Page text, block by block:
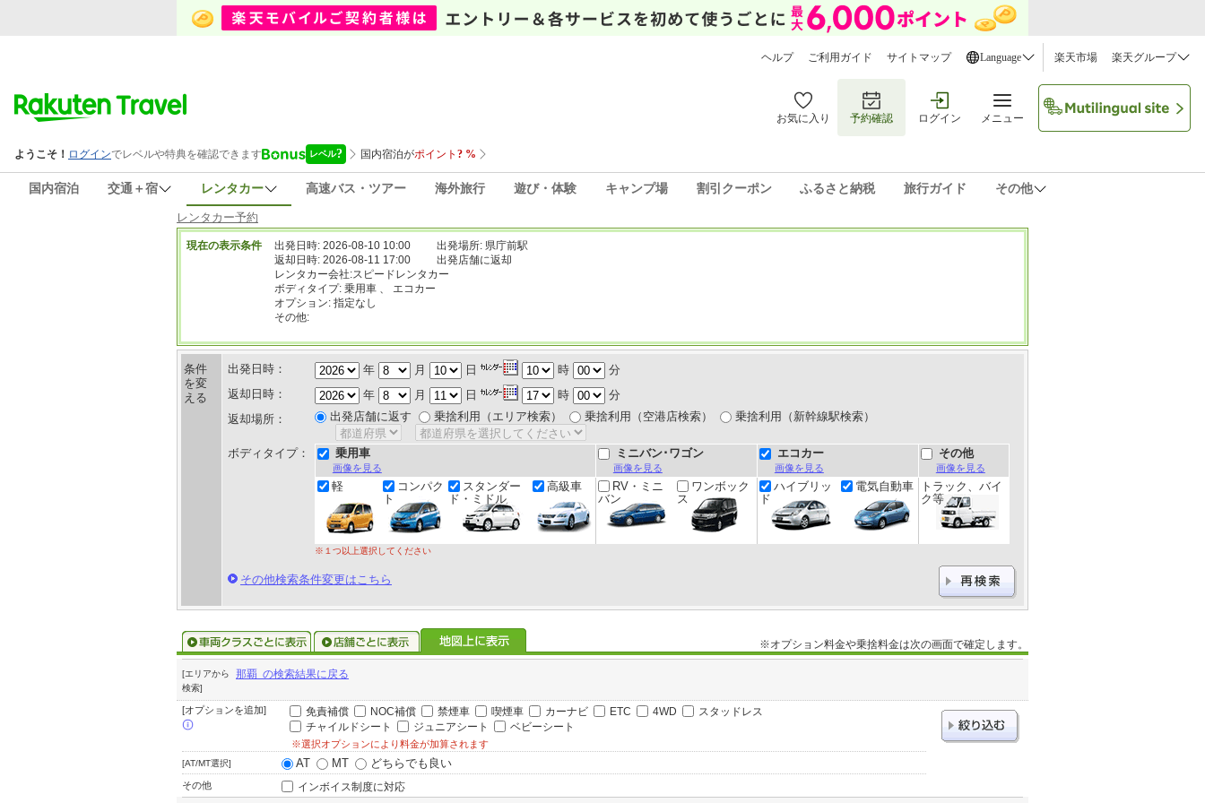
ヘルプ ご利用ガイド サイトマップ Language 楽天市場 楽天グループ
お気に入り 予約確認 ログイン メニュー
国内宿泊 交通＋宿 レンタカー 高速バス・ツアー 海外旅行 遊び・体験 キャンプ場 割引クーポン ふるさと納税 旅行ガイド その他
レンタカー予約
現在の表示条件 出発日時: 2026-08-10 10:00
出発場所: 県庁前駅
返却日時: 2026-08-11 17:00
出発店舗に返却
レンタカー会社:スピードレンタカー
ボディタイプ: 乗用車 、 エコカー
オプション: 指定なし
その他:
条件
を変
える
出発日時： 年 月 日 時
分
返却日時：
年 月 日 時
分
返却場所：
出発店舗に返す 乗捨利用（エリア検索） 乗捨利用（空港店検索） 乗捨利用（新幹線駅検索）
ボディタイプ： 乗用車
画像を見る
ミニバン･ワゴン
画像を見る
エコカー
画像を見る
その他
画像を見る
軽
コンパク
ト
スタンダー
ド・ミドル
高級車
RV・ミニ
バン
ワンボック
ス
ハイブリッ
ド
電気自動車
トラック、バイ
ク等
※１つ以上選択してください
その他検索条件変更はこちら
※オプション料金や乗捨料金は次の画面で確定します。
[エリアから
検索]
那覇 の検索結果に戻る
[オプションを追加] 免責補償 NOC補償 禁煙車 喫煙車 カーナビ ETC 4WD
スタッドレス
チャイルドシート
ジュニアシート ベビーシート
※選択オプションにより料金が加算されます
[AT/MT選択] AT MT どちらでも良い
その他 インボイス制度に対応